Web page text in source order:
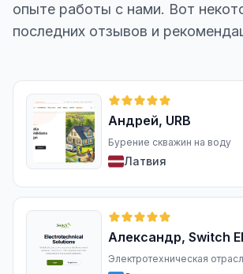
опыте работы с нами. Вот
последних отзывов и
Андрей, URB
Бурение скважин на воду
Латвия
Александр, Switch
Электротехническая